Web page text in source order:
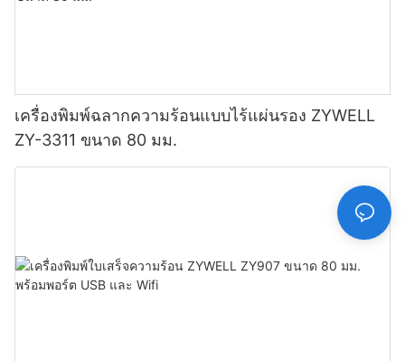
เครื่องพิมพ์ฉลากความร้อนแบบไร้แผ่นรอง ZYWELL
ZY-3311 ขนาด 80 มม.